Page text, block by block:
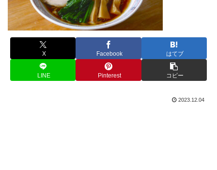
X Facebook はてブ
LINE Pinterest コピー
2023.12.04